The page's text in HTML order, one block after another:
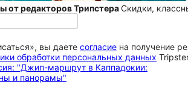
от редакторов ТрипстераСкидки,
вы даете согласие на получение
обработки персональных данных